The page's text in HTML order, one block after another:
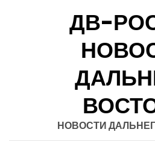
ДВ-
НОВОСТИ